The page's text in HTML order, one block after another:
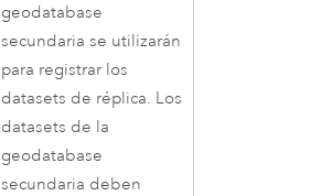
geodatabase
secundaria se utilizarán
para registrar los
datasets de réplica. Los
datasets de la
geodatabase
secundaria deben